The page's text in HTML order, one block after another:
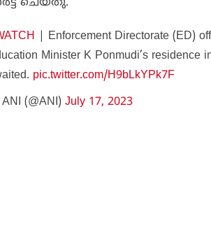
| Enforcement Directorate (ED)
Minister K Ponmudi’s residence
pic.twitter.com/H9bLkYPk7F
(@ANI) July 17, 2023